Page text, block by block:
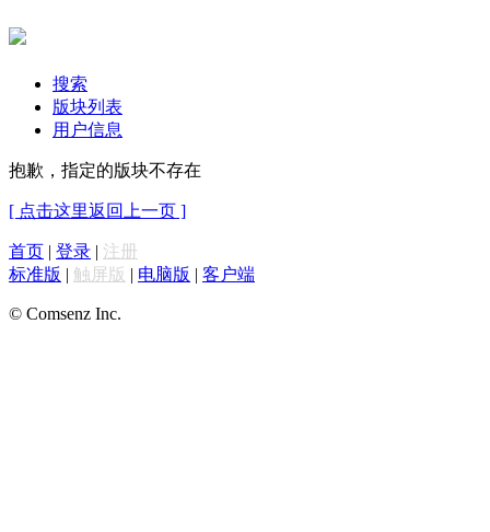
搜索
版块列表
用户信息
抱歉，指定的版块不存在
[ 点击这里返回上一页 ]
首页 | 登录 | 注册
标准版 | 触屏版 | 电脑版 | 客户端
© Comsenz Inc.